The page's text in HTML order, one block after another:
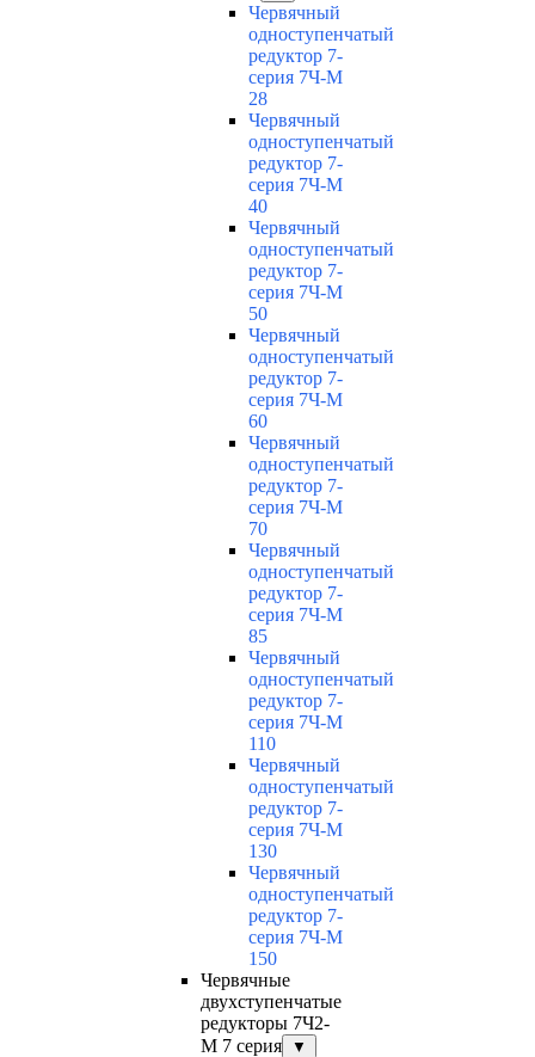
Червячный
одноступенчатый
редуктор 7-
серия 7Ч-М
28
Червячный
одноступенчатый
редуктор 7-
серия 7Ч-М
40
Червячный
одноступенчатый
редуктор 7-
серия 7Ч-М
50
Червячный
одноступенчатый
редуктор 7-
серия 7Ч-М
60
Червячный
одноступенчатый
редуктор 7-
серия 7Ч-М
70
Червячный
одноступенчатый
редуктор 7-
серия 7Ч-М
85
Червячный
одноступенчатый
редуктор 7-
серия 7Ч-М
110
Червячный
одноступенчатый
редуктор 7-
серия 7Ч-М
130
Червячный
одноступенчатый
редуктор 7-
серия 7Ч-М
150
Червячные
двухступенчатые
редукторы 7Ч2-
М 7 серия
▼